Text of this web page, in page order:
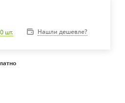
шт. Нашли дешевле?